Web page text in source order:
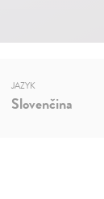
JAZYK
Slovenčina